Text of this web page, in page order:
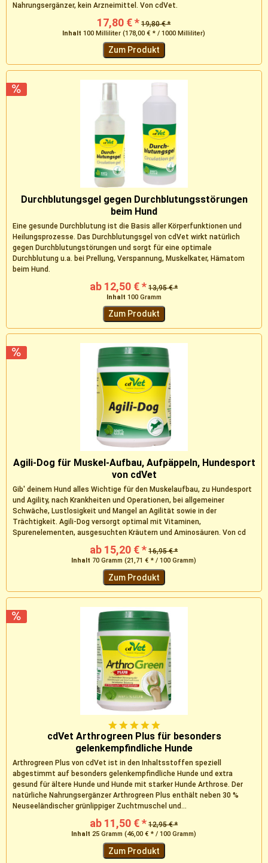
Nahrungsergänzer, kein Arzneimittel. Von cdVet.
17,80 € * 19,80 € *
Inhalt100 Milliliter(178,00 € * / 1000 Milliliter)
Zum Produkt
Durchblutungsgel gegen Durchblutungsstörungen
beim Hund
Eine gesunde Durchblutung ist die Basis aller Körperfunktionen und
Heilungsprozesse. Das Durchblutungsgel von cdVet wirkt natürlich
gegen Durchblutungstörungen und sorgt für eine optimale
Durchblutung u.a. bei Prellung, Verspannung, Muskelkater, Hämatom
beim Hund.
ab 12,50 € * 13,95 € *
Inhalt 100 Gramm
Zum Produkt
Agili-Dog für Muskel-Aufbau, Aufpäppeln, Hundesport
von cdVet
Gib' deinem Hund alles Wichtige für den Muskelaufbau, zu Hundesport
und Agility, nach Krankheiten und Operationen, bei allgemeiner
Schwäche, Lustlosigkeit und Mangel an Agilität sowie in der
Trächtigkeit. Agili-Dog versorgt optimal mit Vitaminen,
Spurenelementen, ausgesuchten Kräutern und Aminosäuren. Von cd
ab 15,20 € * 16,95 € *
Inhalt 70 Gramm(21,71 € * / 100 Gramm)
Zum Produkt
cdVet Arthrogreen Plus für besonders
gelenkempfindliche Hunde
Arthrogreen Plus von cdVet ist in den Inhaltsstoffen speziell
abgestimmt auf besonders gelenkempfindliche Hunde und extra
gesund für ältere Hunde und Hunde mit starker Hunde Arthrose. Der
natürliche Nahrungsergänzer Arthrogreen Plus enthält neben 30 %
Neuseeländischer grünlippiger Zuchtmuschel und...
ab 11,50 € * 12,95 € *
Inhalt25 Gramm(46,00 € * / 100 Gramm)
Zum Produkt